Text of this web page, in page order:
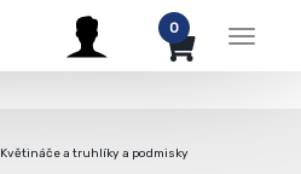
Menu
0
Květináče a truhlíky a podmisky